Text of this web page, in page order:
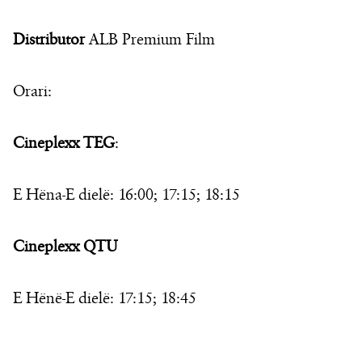
DistributorALB Premium Film
Orari:
Cineplexx TEG:
E Hëna-E dielë: 16:00; 17:15; 18:15
Cineplexx QTU
E Hënë-E dielë: 17:15; 18:45